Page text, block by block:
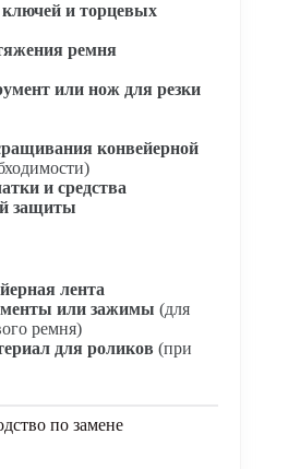
и торцевых
ремня
или нож для резки
конвейерной
и средства
защиты
лента
или зажимы (для
ремня)
для роликов (при
по замене